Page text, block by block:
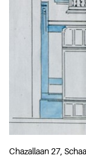
Chazallaan 27,